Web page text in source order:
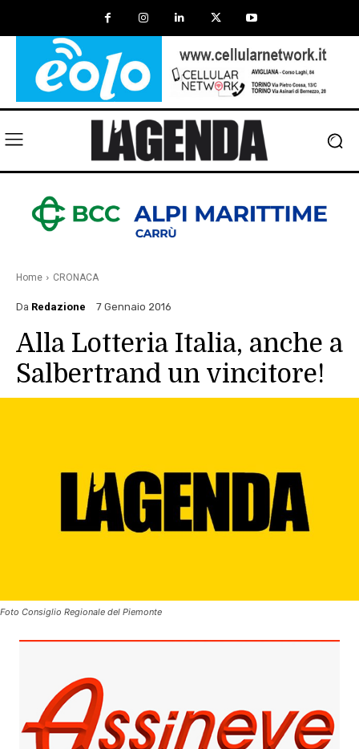
Home CRONACA
Da Redazione 7 Gennaio 2016
Alla Lotteria Italia, anche a
Salbertrand un vincitore!
Foto Consiglio Regionale del Piemonte